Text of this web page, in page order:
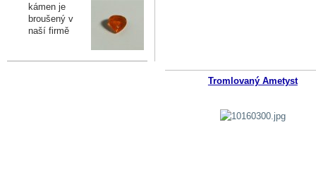
kámen je
broušený v
naší firmě
Tromlovaný Ametyst